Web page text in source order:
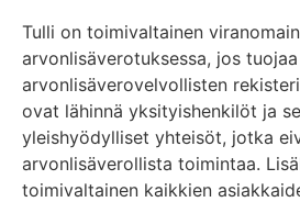
Tulli on toimivaltainen
arvonlisäverotuksessa, jos
arvonlisäverovelvollisten
ovat lähinnä yksityishenkilöt ja
yleishyödylliset yhteisöt, jotka
arvonlisäverollista toimintaa.
toimivaltainen kaikkien